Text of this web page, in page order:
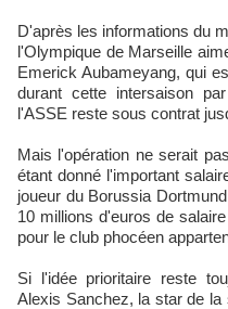
D'après les informations du
l'Olympique de Marseille
Emerick Aubameyang, qui
durant cette intersaison
l'ASSE reste sous contrat
Mais l'opération ne serait
étant donné l'important
joueur du Borussia
10 millions d'euros de
pour le club phocéen
Si l'idée prioritaire reste
Alexis Sanchez, la star de la